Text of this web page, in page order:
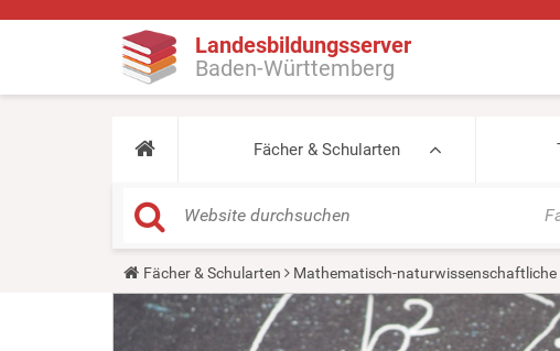
Landesbildungsserver
Baden-Württemberg
Fächer & Schularten
Y
o
Fächer & Schularten Mathematisch-naturwissenschaftliche